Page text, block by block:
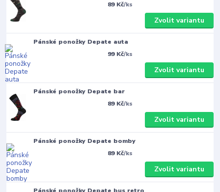
89 Kč/ks
Zvolit variantu
Pánské ponožky Depate auta
99 Kč/ks
Zvolit variantu
Pánské ponožky Depate bar
89 Kč/ks
Zvolit variantu
Pánské ponožky Depate bomby
89 Kč/ks
Zvolit variantu
Pánské ponožky Depate bus retro